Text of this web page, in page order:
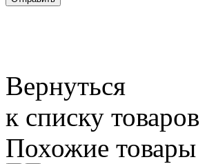
Вернуться
к списку товаров
Похожие товары